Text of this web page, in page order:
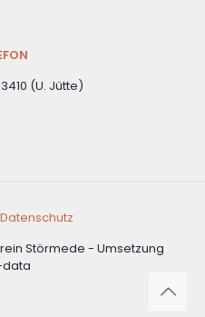
(U. Jütte)
Datenschutz
Störmede - Umsetzung